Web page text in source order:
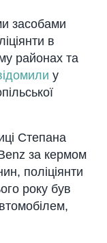
засобами
в
районах та
у
Степана
за кермом
поліціянти
року був